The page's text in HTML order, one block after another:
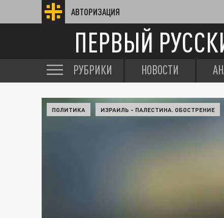
АВТОРИЗАЦИЯ
ПЕРВЫЙ
РУБРИКИ НОВОСТИ
ПОЛИТИКА ИЗРАИЛЬ - ПАЛЕСТИНА. ОБОСТРЕНИЕ